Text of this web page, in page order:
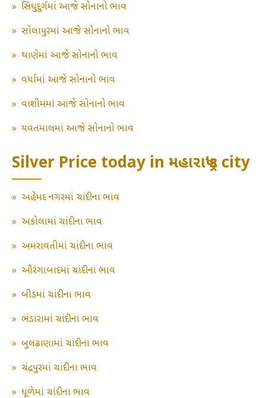
» સિંધુદુર્ગમાં આજે સોનાનો ભાવ
» સોલાપુરમાં આજે સોનાનો ભાવ
» થાણેમાં આજે સોનાનો ભાવ
» વર્ધામાં આજે સોનાનો ભાવ
» વાશીમમાં આજે સોનાનો ભાવ
» યવતમાલમાં આજે સોનાનો ભાવ
Silver Price today in મહારાષ્ટ્ર's city
» અહેમદ નગરમાં ચાંદીના ભાવ
» અકોલામાં ચાંદીના ભાવ
» અમરાવતીમાં ચાંદીના ભાવ
» ઔરંગાબાદમાં ચાંદીના ભાવ
» બીડમાં ચાંદીના ભાવ
» ભંડારામાં ચાંદીના ભાવ
» બુલઢાણામાં ચાંદીના ભાવ
» ચંદ્રપુરમાં ચાંદીના ભાવ
» ધૂળેમાં ચાંદીના ભાવ